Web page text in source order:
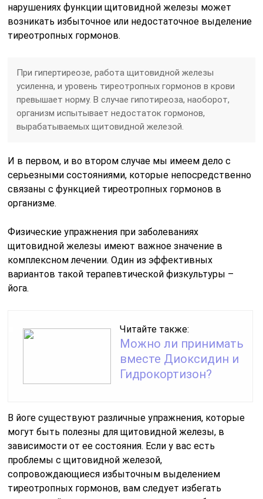
нарушениях функции щитовидной железы может
возникать избыточное или недостаточное выделение
тиреотропных гормонов.
При гипертиреозе, работа щитовидной железы
усиленна, и уровень тиреотропных гормонов в крови
превышает норму. В случае гипотиреоза, наоборот,
организм испытывает недостаток гормонов,
вырабатываемых щитовидной железой.
И в первом, и во втором случае мы имеем дело с
серьезными состояниями, которые непосредственно
связаны с функцией тиреотропных гормонов в
организме.
Физические упражнения при заболеваниях
щитовидной железы имеют важное значение в
комплексном лечении. Один из эффективных
вариантов такой терапевтической физкультуры –
йога.
Читайте также:
Можно ли принимать
вместе Диоксидин и
Гидрокортизон?
В йоге существуют различные упражнения, которые
могут быть полезны для щитовидной железы, в
зависимости от ее состояния. Если у вас есть
проблемы с щитовидной железой,
сопровождающиеся избыточным выделением
тиреотропных гормонов, вам следует избегать